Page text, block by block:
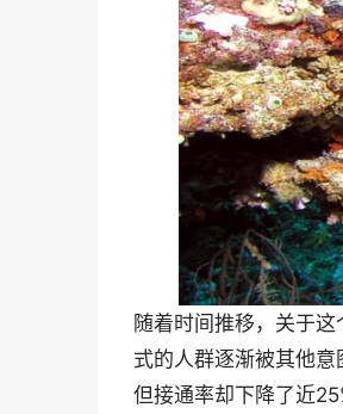
随着时间推移，关于
式的人群逐渐被其他
但接通率却下降了近